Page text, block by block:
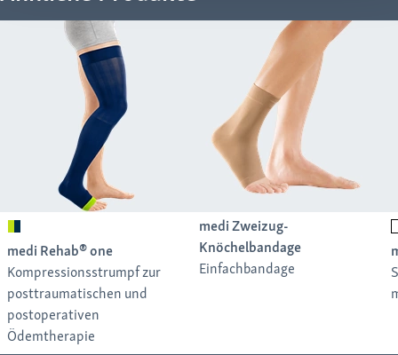
3D-Längsrippen erleichtern das korrekte Anlagen und
geben Sicherheit bei der Handhabung
Vorgeformte Ferse für eine leichte Positionierung und
einen verbesserten Sitz
Ausstattungsmerkmale
medi Rehab® one
Kompressionsstrumpf zur
posttraumatischen und
postoperativen
Ödemtherapie
medi Zweizug-
Knöchelbandage
Einfachbandage